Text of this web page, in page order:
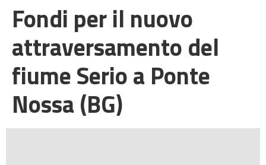
Fondi per il nuovo
attraversamento del
fiume Serio a Ponte
Nossa (BG)